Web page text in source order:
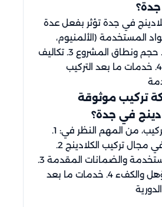
جدة؟
في جدة تؤثر بفعل عدة
المواد المستخدمة (الألمنيوم،
المركب، الزجاج) 2. حجم ونطاق المشروع 3. تكاليف
التركيب والعمالة 4. خدمات ما بعد التركيب
تركيب موثوقة
في جدة؟
عند اختيار شركة تركيب، من المهم النظر في: 1.
السمعة والخبرة في مجال تركيب الكلادينج 2.
جودة المواد المستخدمة والضمانات المقدمة 3.
فريق العمل المؤهل والكفء 4. خدمات ما بعد